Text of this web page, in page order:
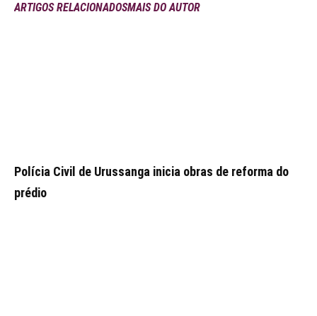
ARTIGOS RELACIONADOSMAIS DO AUTOR
Polícia Civil de Urussanga inicia obras de reforma do
prédio